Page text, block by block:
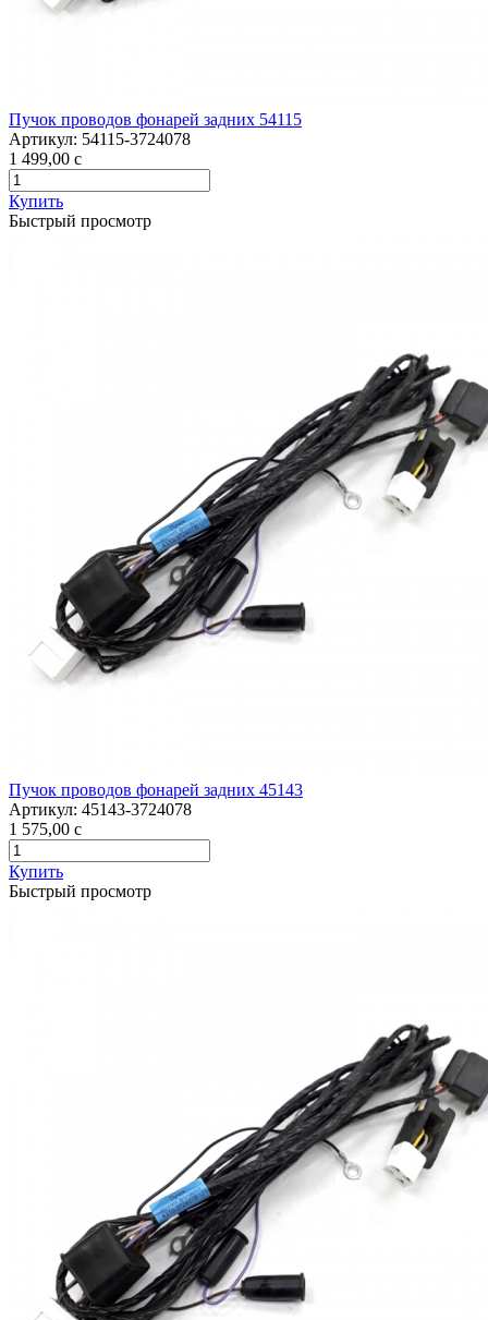
Пучок проводов фонарей задних 54115
Артикул: 54115-3724078
1 499,00 c
Купить
Быстрый просмотр
Пучок проводов фонарей задних 45143
Артикул: 45143-3724078
1 575,00 c
Купить
Быстрый просмотр